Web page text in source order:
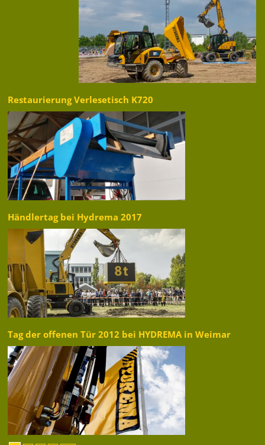
Restaurierung Verlesetisch K720
Händlertag bei Hydrema 2017
Tag der offenen Tür 2012 bei HYDREMA in Weimar